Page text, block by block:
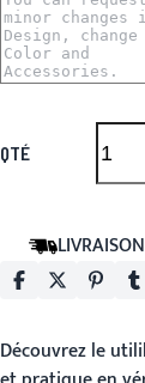
QTÉ
Découvrez le